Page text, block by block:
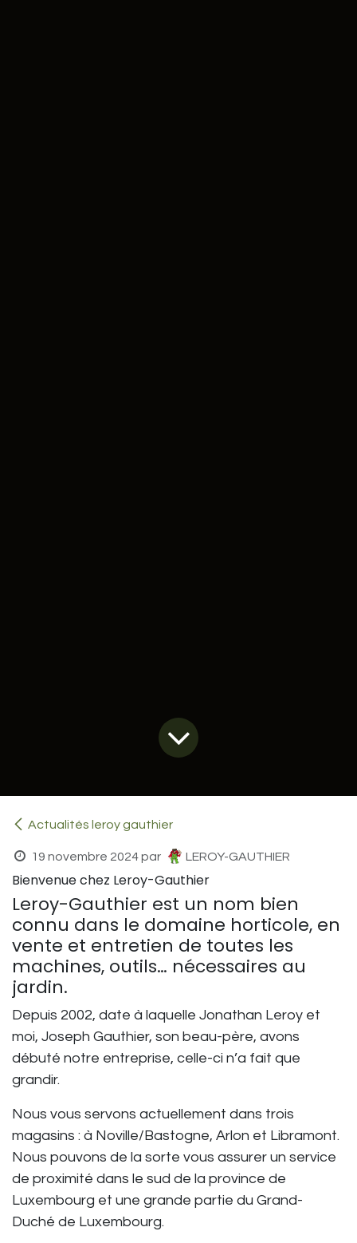
Actualités leroy gauthier
19 novembre 2024 par LEROY-GAUTHIER
Bienvenue chez Leroy-Gauthier
Leroy-Gauthier est un nom bien
connu dans le domaine horticole, en
vente et entretien de toutes les
machines, outils… nécessaires au
jardin.
Depuis 2002, date à laquelle Jonathan Leroy et
moi, Joseph Gauthier, son beau-père, avons
débuté notre entreprise, celle-ci n’a fait que
grandir.
Nous vous servons actuellement dans trois
magasins : à Noville/Bastogne, Arlon et Libramont.
Nous pouvons de la sorte vous assurer un service
de proximité dans le sud de la province de
Luxembourg et une grande partie du Grand-
Duché de Luxembourg.